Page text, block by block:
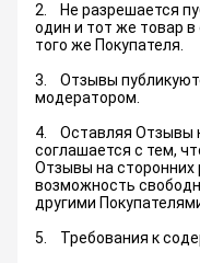
2. Не разрешается
один и тот же товар
того же Покупателя.
3. Отзывы
модератором.
4. Оставляя Отзывы
соглашается с тем,
Отзывы на сторонних
возможность
другими
5. Требования к